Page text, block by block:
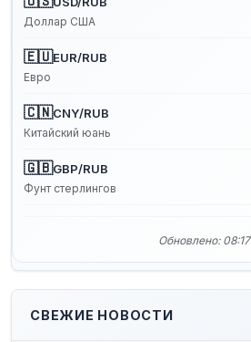
Доллар США
🇪🇺EUR/RUB
Евро
🇨🇳CNY/RUB
Китайский юань
🇬🇧GBP/RUB
Фунт стерлингов
Обновлено: 08:17
СВЕЖИЕ НОВОСТИ